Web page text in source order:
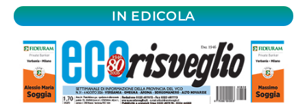
IN EDICOLA